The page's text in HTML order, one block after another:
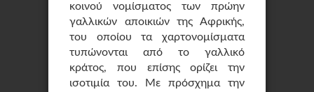
κοινού νομίσματος των πρώην
γαλλικών αποικιών της Αφρικής,
του οποίου τα χαρτονομίσματα
τυπώνονται από το γαλλικό
κράτος, που επίσης ορίζει την
ισοτιμία του. Με πρόσχημα την